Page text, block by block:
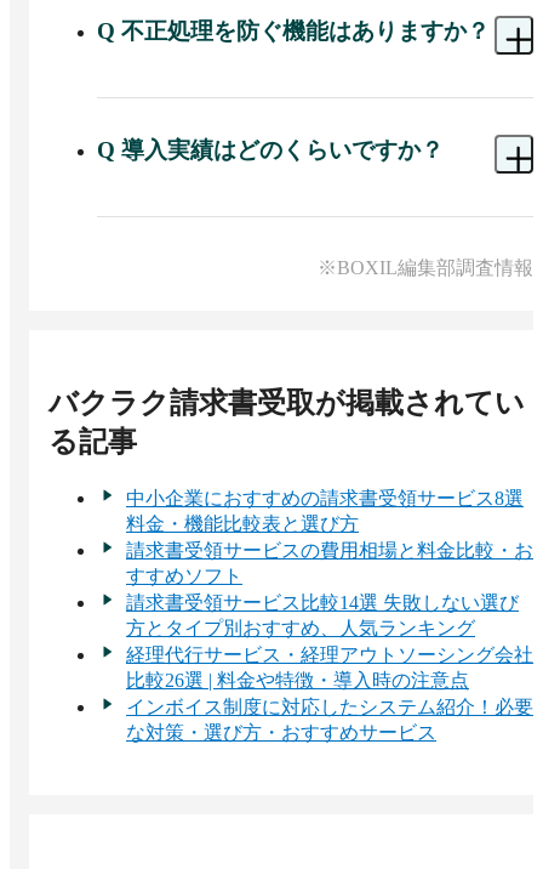
しています。全銀フォーマットの振込データ出力
にも対応しています。
Q 不正処理を防ぐ機能はありますか？
A 二重処理アラート（取引先・支払金額・支払日
ック機能などの内部統制機能を搭載しており、不
正や誤処理のリスクを低減しやすくなっていま
Q 導入実績はどのくらいですか？
A 食品・航空・EC・物流など多様な業種での豊富
す。ISO/IEC 27001認証・SOC1 Type2報告書を取得
※BOXIL編集部調査情報
バクラク請求書受取が掲載されてい
る記事
中小企業におすすめの請求書受領サービス8選
料金・機能比較表と選び方
請求書受領サービスの費用相場と料金比較・お
すすめソフト
請求書受領サービス比較14選 失敗しない選び
方とタイプ別おすすめ、人気ランキング
経理代行サービス・経理アウトソーシング会社
比較26選 | 料金や特徴・導入時の注意点
インボイス制度に対応したシステム紹介！必要
な対策・選び方・おすすめサービス